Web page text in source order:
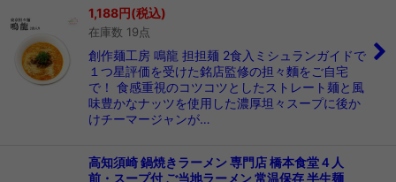
1,188円(税込)
在庫数 19点
創作麺工房 鳴龍 担担麺 2食入ミシュランガイドで
１つ星評価を受けた銘店監修の担々麵をご自宅
で！ 食感重視のコツコツとしたストレート麺と風
味豊かなナッツを使用した濃厚坦々スープに後か
けチーマージャンが…
高知須崎 鍋焼きラーメン 専門店 橋本食堂４人
前・スープ付 ご当地ラーメン 常温保存 半生麺